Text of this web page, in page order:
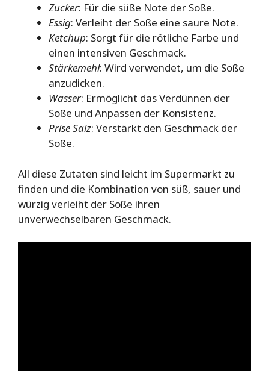
Zucker: Für die süße Note der Soße.
Essig: Verleiht der Soße eine saure Note.
Ketchup: Sorgt für die rötliche Farbe und
einen intensiven Geschmack.
Stärkemehl: Wird verwendet, um die Soße
anzudicken.
Wasser: Ermöglicht das Verdünnen der
Soße und Anpassen der Konsistenz.
Prise Salz: Verstärkt den Geschmack der
Soße.
All diese Zutaten sind leicht im Supermarkt zu
finden und die Kombination von süß, sauer und
würzig verleiht der Soße ihren
unverwechselbaren Geschmack.